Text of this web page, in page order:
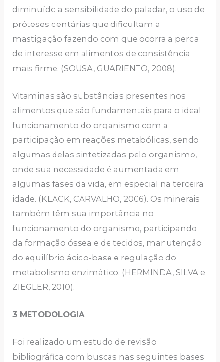
diminuído a sensibilidade do paladar, o uso de
próteses dentárias que dificultam a
mastigação fazendo com que ocorra a perda
de interesse em alimentos de consistência
mais firme. (SOUSA, GUARIENTO, 2008).
Vitaminas são substâncias presentes nos
alimentos que são fundamentais para o ideal
funcionamento do organismo com a
participação em reações metabólicas, sendo
algumas delas sintetizadas pelo organismo,
onde sua necessidade é aumentada em
algumas fases da vida, em especial na terceira
idade. (KLACK, CARVALHO, 2006). Os minerais
também têm sua importância no
funcionamento do organismo, participando
da formação óssea e de tecidos, manutenção
do equilíbrio ácido-base e regulação do
metabolismo enzimático. (HERMINDA, SILVA e
ZIEGLER, 2010).
3 METODOLOGIA
Foi realizado um estudo de revisão
bibliográfica com buscas nas seguintes bases